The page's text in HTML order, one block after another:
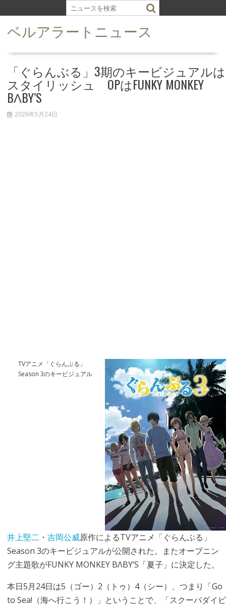
k
ベルアラートニュース
「ぐらんぶる」3期のキービジュアルは
スタイリッシュ OPはFUNKY MONKEY
BΛBY’S
2026年5月24日
TVアニメ「ぐらんぶる」
Season 3のキービジュアル
井上堅二・ 吉岡公威原作によるTVアニメ「ぐらんぶる」
Season 3のキービジュアルが公開された。またオープニン
グ主題歌がFUNKY MONKEY BΛBY’S「夏子」に決定した。
本日5月24日は5（ゴー）2（トゥ）4（シー）、つまり「Go
to Sea!（海へ行こう！）」ということで、「スクーバダイビ